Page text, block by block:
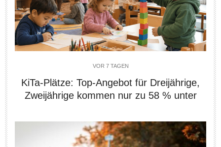
VOR 7 TAGEN
KiTa-Plätze: Top-Angebot für Dreijährige,
Zweijährige kommen nur zu 58 % unter